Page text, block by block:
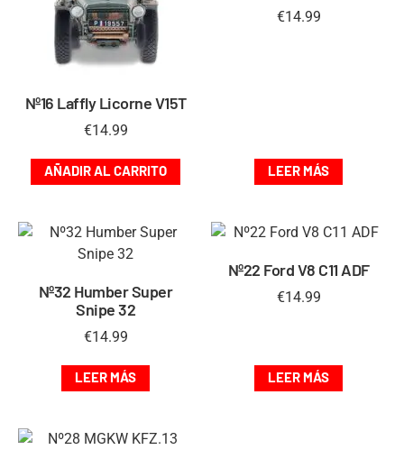
Nº16 Laffly Licorne V15T
€14.99
AÑADIR AL CARRITO
€14.99
LEER MÁS
Nº32 Humber Super
Snipe 32
€14.99
LEER MÁS
Nº22 Ford V8 C11 ADF
€14.99
LEER MÁS